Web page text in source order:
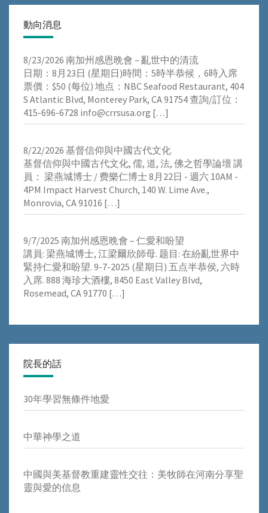
動向消息
8/23/2026 南加州感恩晩會 – 亂世中的清流
⽇期：8⽉23⽇ (星期⽇)時間：5時半恭候，6時⼊席
票價：$50 (每位) 地点：NBC Seafood Restaurant, 404
S Atlantic Blvd, Monterey Park, CA 91754 查詢/訂位：
415-696-6728 info@crrsusa.org […]
8/22/2026 基督信仰與中國古代文化
基督信仰與中國古代文化, 儒, 道, 法, 佛之哲學論壇 講
員： 梁燕城博士 / 费樂仁博士 8月22日 - 週六 10AM -
4PM Impact Harvest Church, 140 W. Lime Ave.,
Monrovia, CA 91016 […]
9/7/2025 南加州感恩晩會 – 仁愛和盼望
講員: 梁燕城博士, 江梁爾欣師母. 题目: 在紛亂世界中
緊持仁愛和盼望. 9-7-2025 (星期日) 五点半恭侯, 六時
入席. 888 海珍大酒樓, 8450 East Valley Blvd,
Rosemead, CA 91770 […]
院長的話
30年學習無條件地愛
中華神學之道
中國與美基督教重建靈性交往：美牧師在河南分享聖
靈與愛的信息